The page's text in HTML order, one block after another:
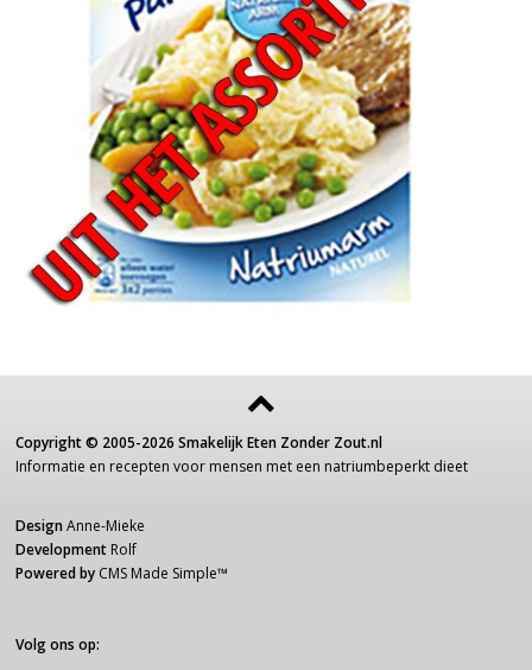
Copyright © 2005-2026 Smakelijk Eten Zonder Zout.nl
Informatie en recepten voor mensen met een natriumbeperkt dieet
Design Anne-Mieke
Development Rolf
Powered by CMS Made Simple™
Volg ons op: